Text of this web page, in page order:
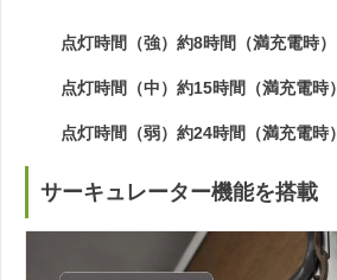
点灯時間（強）約8時間（満充電時）
点灯時間（中）約15時間（満充電時）
点灯時間（弱）約24時間（満充電時）
サーキュレーター機能を搭載